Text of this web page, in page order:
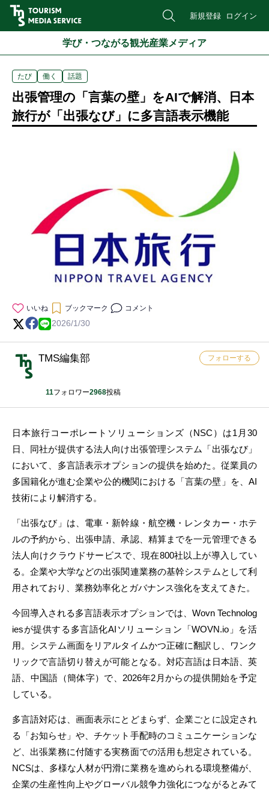
新規登録 ログイン
学び・つながる観光産業メディア
たび 働く 話題
出張管理の「言葉の壁」をAIで解消、日本
旅行が「出張なび」に多言語表示機能
いいね ブックマーク コメント
2026/1/30
TMS編集部
11フォロワー2968投稿
フォローする
日本旅行コーポレートソリューションズ（NSC）は1月30
日、同社が提供する法人向け出張管理システム「出張なび」
において、多言語表示オプションの提供を始めた。従業員の
多国籍化が進む企業や公的機関における「言葉の壁」を、AI
技術により解消する。
「出張なび」は、電車・新幹線・航空機・レンタカー・ホテ
ルの予約から、出張申請、承認、精算までを一元管理できる
法人向けクラウドサービスで、現在800社以上が導入してい
る。企業や大学などの出張関連業務の基幹システムとして利
用されており、業務効率化とガバナンス強化を支えてきた。
今回導入される多言語表示オプションでは、Wovn Technolog
iesが提供する多言語化AIソリューション「WOVN.io」を活
用。システム画面をリアルタイムかつ正確に翻訳し、ワンク
リックで言語切り替えが可能となる。対応言語は日本語、英
語、中国語（簡体字）で、2026年2月からの提供開始を予定
している。
多言語対応は、画面表示にとどまらず、企業ごとに設定され
る「お知らせ」や、チケット手配時のコミュニケーションな
ど、出張業務に付随する実務面での活用も想定されている。
NCSは、多様な人材が円滑に業務を進められる環境整備が、
企業の生産性向上やグローバル競争力強化につながるとみて